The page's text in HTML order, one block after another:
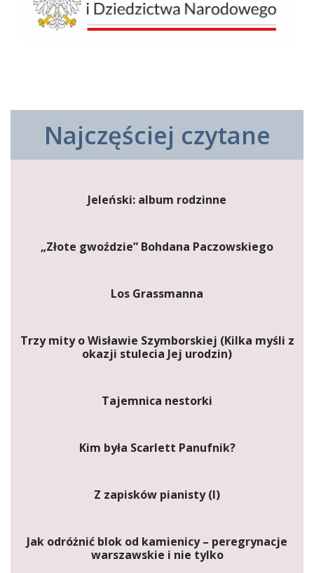
Najczęściej czytane
Jeleński: album rodzinne
„Złote gwoździe” Bohdana Paczowskiego
Los Grassmanna
Trzy mity o Wisławie Szymborskiej (Kilka myśli z
okazji stulecia Jej urodzin)
Tajemnica nestorki
Kim była Scarlett Panufnik?
Z zapisków pianisty (I)
Jak odróżnić blok od kamienicy – peregrynacje
warszawskie i nie tylko